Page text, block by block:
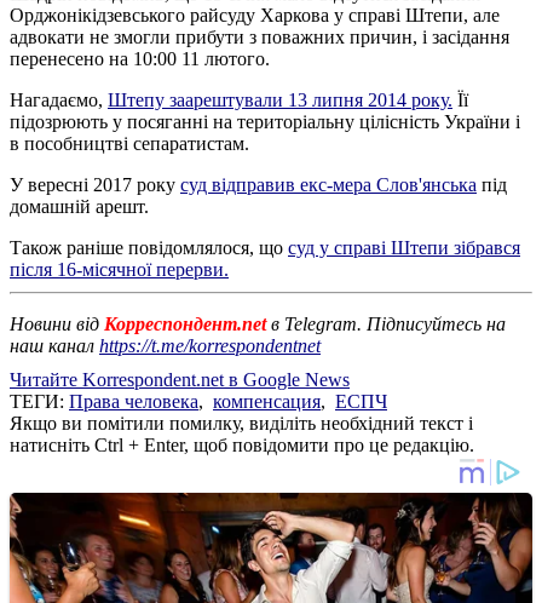
Орджонікідзевського райсуду Харкова у справі Штепи, але
адвокати не змогли прибути з поважних причин, і засідання
перенесено на 10:00 11 лютого.
Нагадаємо, Штепу заарештували 13 липня 2014 року. Її
підозрюють у посяганні на територіальну цілісність України і
в пособництві сепаратистам.
У вересні 2017 року суд відправив екс-мера Слов'янська під
домашній арешт.
Також раніше повідомлялося, що суд у справі Штепи зібрався
після 16-місячної перерви.
Новини від Корреспондент.netв Telegram. Підписуйтесь на
наш канал https://t.me/korrespondentnet
Читайте Korrespondent.net в Google News
ТЕГИ: Права человека, компенсация, ЕСПЧ
Якщо ви помітили помилку, виділіть необхідний текст і
натисніть Ctrl + Enter, щоб повідомити про це редакцію.